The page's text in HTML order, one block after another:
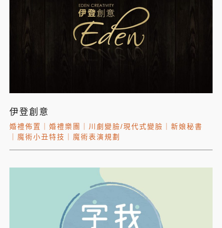
伊登創意
婚禮佈置 婚禮樂團 川劇變臉/現代式變臉
新娘秘書
魔術小丑特技 魔術表演規劃